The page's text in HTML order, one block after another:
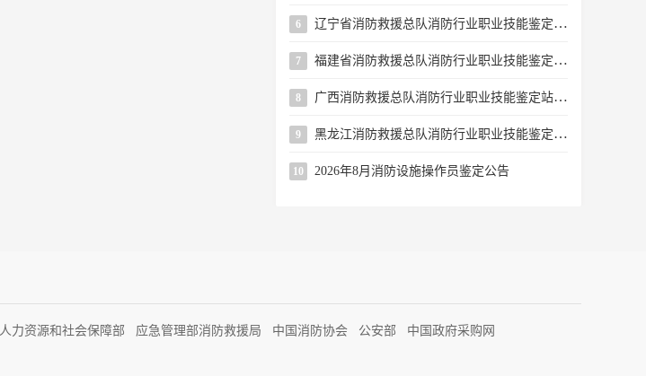
6 辽宁省消防救援总队消防行业职业技能鉴定站关于续增2026年8月下半月批次消防设施操作员鉴定考试名额的公告
7 福建省消防救援总队消防行业职业技能鉴定站2026年8月第二批次消防设施操作员职业技能鉴定公告
8 广西消防救援总队消防行业职业技能鉴定站2026年8月上半月消防设施操作员职业技能鉴定公告
9 黑龙江消防救援总队消防行业职业技能鉴定站关于开展开放日活动的公告
10 2026年8月消防设施操作员鉴定公告
人力资源和社会保障部 应急管理部消防救援局 中国消防协会 公安部 中国政府采购网